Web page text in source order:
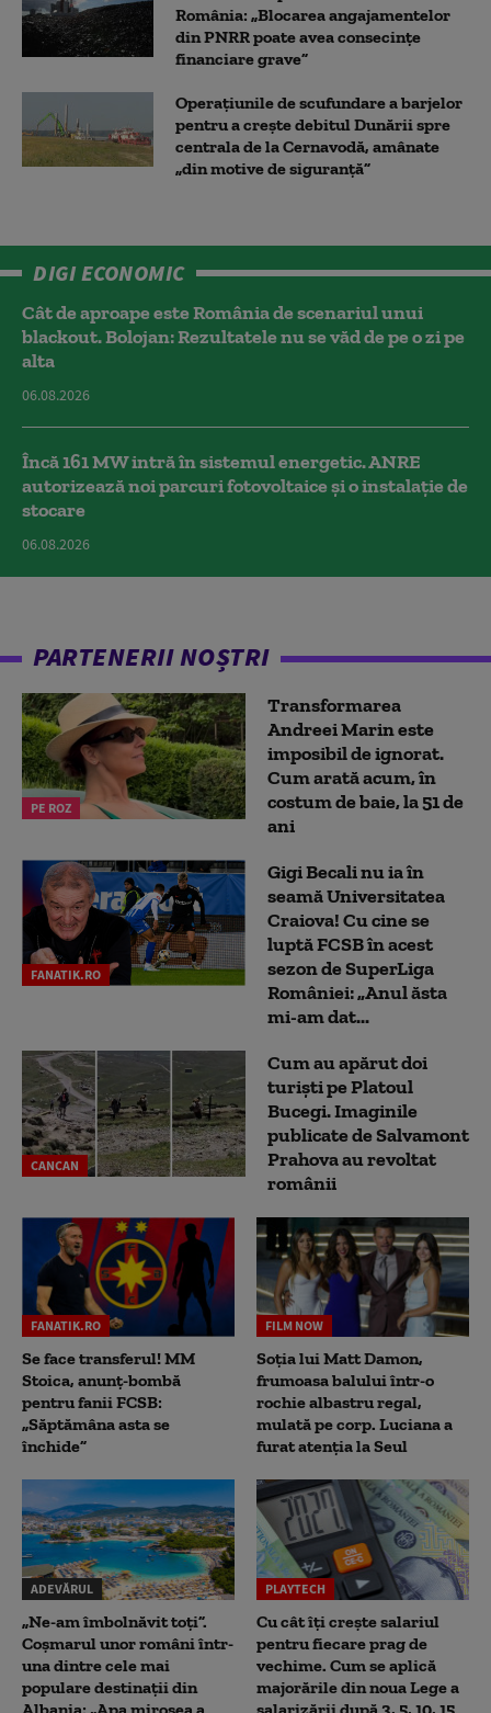
România: „Blocarea angajamentelor
din PNRR poate avea consecințe
financiare grave”
Operaţiunile de scufundare a barjelor
pentru a creşte debitul Dunării spre
centrala de la Cernavodă, amânate
„din motive de siguranţă”
DIGI ECONOMIC
Cât de aproape este România de scenariul unui
blackout. Bolojan: Rezultatele nu se văd de pe o zi pe
alta
06.08.2026
Încă 161 MW intră în sistemul energetic. ANRE
autorizează noi parcuri fotovoltaice și o instalație de
stocare
06.08.2026
PARTENERII NOȘTRI
PE ROZ
Transformarea
Andreei Marin este
imposibil de ignorat.
Cum arată acum, în
costum de baie, la 51 de
ani
FANATIK.RO
Gigi Becali nu ia în
seamă Universitatea
Craiova! Cu cine se
luptă FCSB în acest
sezon de SuperLiga
României: „Anul ăsta
mi-am dat...
CANCAN
Cum au apărut doi
turiști pe Platoul
Bucegi. Imaginile
publicate de Salvamont
Prahova au revoltat
românii
FANATIK.RO
Se face transferul! MM
Stoica, anunț-bombă
pentru fanii FCSB:
„Săptămâna asta se
închide”
FILM NOW
Soția lui Matt Damon,
frumoasa balului într-o
rochie albastru regal,
mulată pe corp. Luciana a
furat atenția la Seul
ADEVĂRUL
„Ne-am îmbolnăvit toți”.
Coșmarul unor români într-
una dintre cele mai
populare destinații din
Albania: „Apa mirosea a
PLAYTECH
Cu cât îți crește salariul
pentru fiecare prag de
vechime. Cum se aplică
majorările din noua Lege a
salarizării după 3, 5, 10, 15